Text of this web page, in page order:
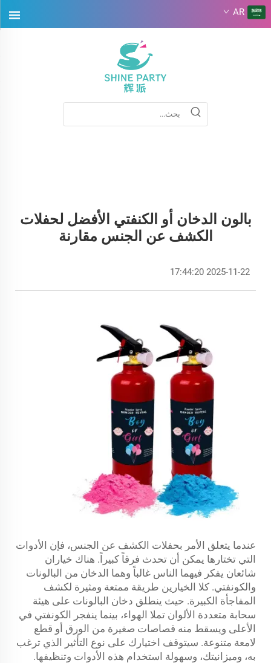
AR
بالون الدخان أو الكنفتي الأفضل لحفلات
الكشف عن الجنس مقارنة
2025-11-22 17:44:20
عندما يتعلق الأمر بحفلات الكشف عن الجنس، فإن الأدوات
التي تختارها يمكن أن تحدث فرقاً كبيراً. هناك خياران
شائعان يفكر فيهما الناس غالباً وهما الدخان من البالونات
والكونفتي. كلا الخيارين طريقة ممتعة ومثيرة لكشف
المفاجأة الكبيرة. حيث ينطلق دخان البالونات على هيئة
سحابة متعددة الألوان تملا الهواء، بينما ينفجر الكونفتي في
الأعلى ويسقط منه قصاصات صغيرة من الورق أو قطع
لامعة متنوعة. سيتوقف اختيارك على نوع التأثير الذي ترغب
به، وميزانيتك، وسهولة استخدام هذه الأدوات وتنظيفها.